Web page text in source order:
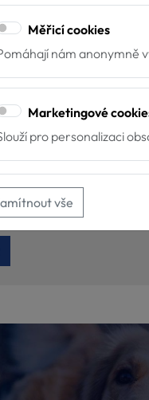
zpracováním osobních
Měřicí cookies
nám anonymně
Marketingové
pro personalizaci
vše